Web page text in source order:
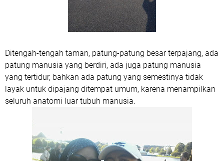
Ditengah-tengah taman, patung-patung besar terpajang, ada
patung manusia yang berdiri, ada juga patung manusia
yang tertidur, bahkan ada patung yang semestinya tidak
layak untuk dipajang ditempat umum, karena menampilkan
seluruh anatomi luar tubuh manusia.